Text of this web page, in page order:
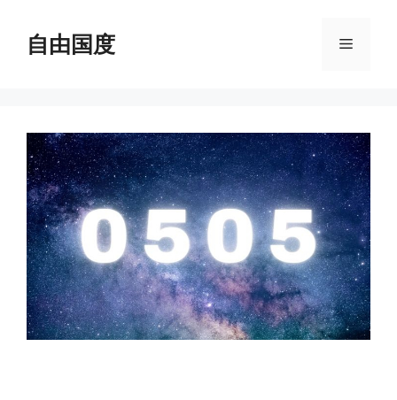
自由国度 菜